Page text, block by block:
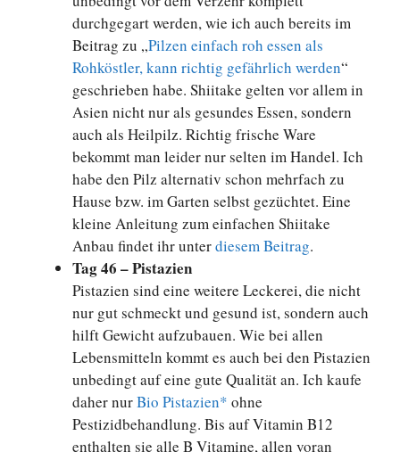
durchgegart werden, wie ich auch bereits im
Beitrag zu „Pilzen einfach roh essen als
Rohköstler, kann richtig gefährlich werden“
geschrieben habe. Shiitake gelten vor allem in
Asien nicht nur als gesundes Essen, sondern
auch als Heilpilz. Richtig frische Ware
bekommt man leider nur selten im Handel. Ich
habe den Pilz alternativ schon mehrfach zu
Hause bzw. im Garten selbst gezüchtet. Eine
kleine Anleitung zum einfachen Shiitake
Anbau findet ihr unterdiesem Beitrag.
Tag 46 – Pistazien
Pistazien sind eine weitere Leckerei, die nicht
nur gut schmeckt und gesund ist, sondern auch
hilft Gewicht aufzubauen. Wie bei allen
Lebensmitteln kommt es auch bei den Pistazien
unbedingt auf eine gute Qualität an. Ich kaufe
daher nurBio Pistazien* ohne
Pestizidbehandlung. Bis auf Vitamin B12
enthalten sie alle B Vitamine, allen voran